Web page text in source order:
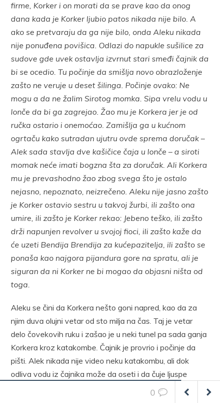
firme, Korker i on morati da se prave kao da onog
dana kada je Korker ljubio patos nikada nije bilo. A
ako se pretvaraju da ga nije bilo, onda Aleku nikada
nije ponuđena povišica. Odlazi do napukle sušilice za
sudove gde uvek ostavlja izvrnut stari smeđi čajnik da
bi se ocedio. Tu počinje da smišlja novo obrazloženje
zašto ne veruje u deset šilinga. Počinje ovako: Ne
mogu a da ne žalim Sirotog momka. Sipa vrelu vodu u
lonče da bi ga zagrejao. Žao mu je Korkera jer je od
ručka ostario i onemoćao. Zamišlja ga u kućnom
ogrtaču kako sutradan ujutru ovde sprema doručak –
Alek sada stavlja dve kašičice čaja u lonče – a siroti
momak neće imati bogzna šta za doručak. Ali Korkera
mu je prevashodno žao zbog svega što je ostalo
nejasno, nepoznato, neizrečeno. Aleku nije jasno zašto
je Korker ostavio sestru u takvoj žurbi, ili zašto ona
umire, ili zašto je Korker rekao: Jebeno teško, ili zašto
drži napunjen revolver u svojoj fioci, ili zašto kaže da
će uzeti Bendija Brendija za kućepazitelja, ili zašto se
ponaša kao najgora pijandura gore na spratu, ali je
siguran da ni Korker ne bi mogao da objasni ništa od
toga.
Aleku se čini da Korkera nešto goni napred, kao da za
njim duva olujni vetar od sto milja na čas. Taj je vetar
delo čovekovih ruku i zašao je u neki tunel pa sada ganja
Korkera kroz katakombe. Čajnik je provrio i počinje da
pišti. Alek nikada nije video neku katakombu, ali dok
odliva vodu iz čajnika može da oseti i da čuje ljuspe
krečnih naslaga koje su se tokom godina nataložile
0